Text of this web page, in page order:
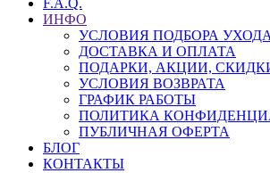
F.A.Q.
ИНФО
УСЛОВИЯ ПОДБОРА УХОДА
ДОСТАВКА И ОПЛАТА
ПОДАРКИ, АКЦИИ,
УСЛОВИЯ ВОЗВРАТА
ГРАФИК РАБОТЫ
ПОЛИТИКА
ПУБЛИЧНАЯ ОФЕРТА
БЛОГ
КОНТАКТЫ